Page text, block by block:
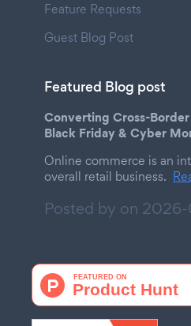
Feature Requests
Guest Blog Post
Featured Blog post
Converting Cross-
Black Friday & Cyber
Online commerce is an
overall retail business.
Posted by on